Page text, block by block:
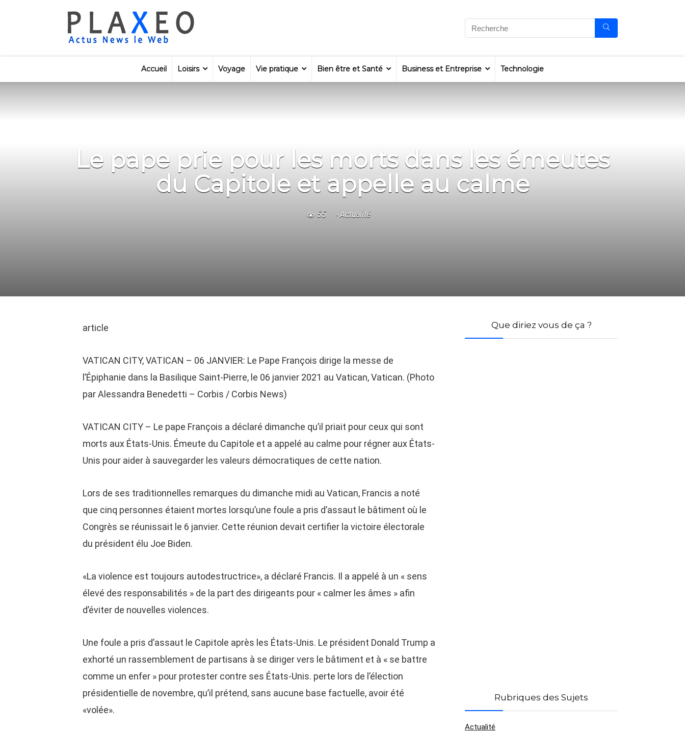
Accueil Loisirs Voyage Vie pratique Bien être et Santé Business et Entreprise Technologie
Le pape prie pour les morts dans les émeutes
du Capitole et appelle au calme
55 Actualité
article
VATICAN CITY, VATICAN – 06 JANVIER: Le Pape François dirige la messe de
l’Épiphanie dans la Basilique Saint-Pierre, le 06 janvier 2021 au Vatican, Vatican. (Photo
par Alessandra Benedetti – Corbis / Corbis News)
VATICAN CITY – Le pape François a déclaré dimanche qu’il priait pour ceux qui sont
morts aux États-Unis. Émeute du Capitole et a appelé au calme pour régner aux États-
Unis pour aider à sauvegarder les valeurs démocratiques de cette nation.
Lors de ses traditionnelles remarques du dimanche midi au Vatican, Francis a noté
que cinq personnes étaient mortes lorsqu’une foule a pris d’assaut le bâtiment où le
Congrès se réunissait le 6 janvier. Cette réunion devait certifier la victoire électorale
du président élu Joe Biden.
«La violence est toujours autodestructrice», a déclaré Francis. Il a appelé à un « sens
élevé des responsabilités » de la part des dirigeants pour « calmer les âmes » afin
d’éviter de nouvelles violences.
Une foule a pris d’assaut le Capitole après les États-Unis. Le président Donald Trump a
exhorté un rassemblement de partisans à se diriger vers le bâtiment et à « se battre
comme un enfer » pour protester contre ses États-Unis. perte lors de l’élection
présidentielle de novembre, qu’il prétend, sans aucune base factuelle, avoir été
«volée».
Que diriez vous de ça ?
Rubriques des Sujets
Actualité